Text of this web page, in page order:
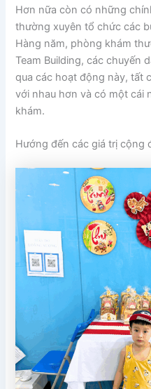
Hơn nữa còn có những
thường xuyên tổ chức các
Hàng năm, phòng khám
Team Building, các chuyến
qua các hoạt động này, tất
với nhau hơn và có một cái
khám.
Hướng đến các giá trị cộng